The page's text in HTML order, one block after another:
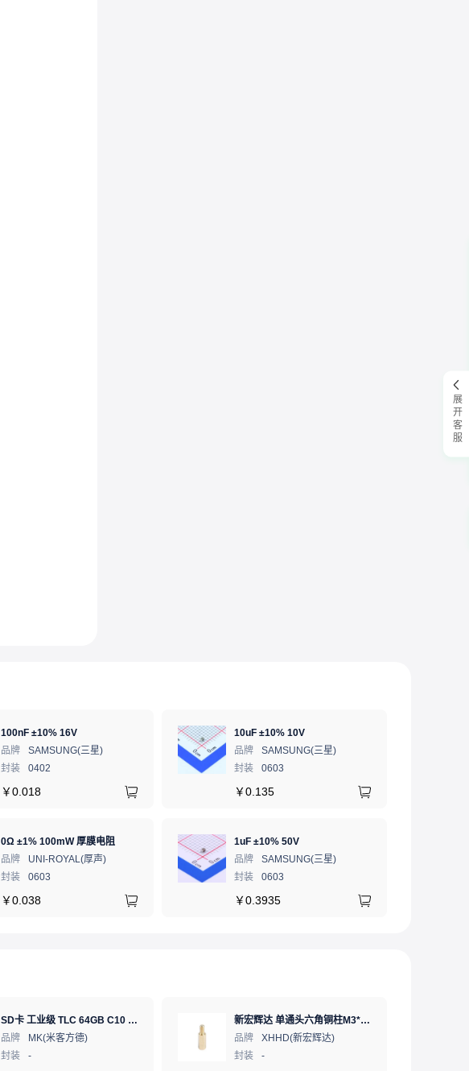
100nF ±10% 16V
品牌
SAMSUNG(三星)
封装
0402
￥0.018
10uF ±10% 10V
品牌
SAMSUNG(三星)
封装
0603
￥0.135
0Ω ±1% 100mW 厚膜电阻
品牌
UNI-ROYAL(厚声)
封装
0603
￥0.038
1uF ±10% 50V
品牌
SAMSUNG(三星)
封装
0603
￥0.3935
SD卡 工业级 TLC 64GB C10 U3 V30 A2 SDXC LDPC纠错 PE 3K 无人机、行车记录仪、安防监控适配
品牌
MK(米客方德)
封装
-
新宏辉达 单通头六角铜柱M3*11+6 PCBA主板隔离螺柱
品牌
XHHD(新宏辉达)
封装
-
展开客服